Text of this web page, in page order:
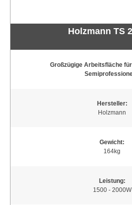
Holzmann TS
Großzügige Arbeitsfläche
Hersteller:
Holzmann
Gewicht:
164kg
Leistung:
1500 - 2000W